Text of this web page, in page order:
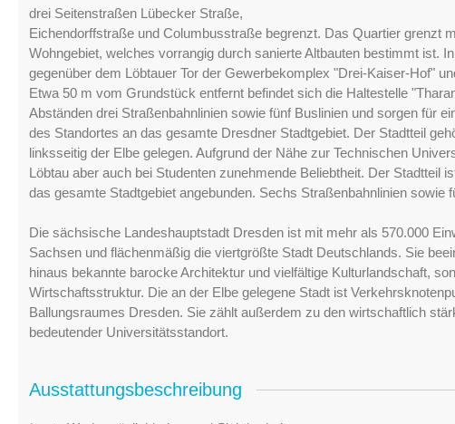
drei Seitenstraßen Lübecker Straße,
Eichendorffstraße und Columbusstraße begrenzt. Das Quartier grenzt
Wohngebiet, welches vorrangig durch sanierte Altbauten bestimmt ist.
gegenüber dem Löbtauer Tor der Gewerbekomplex "Drei-Kaiser-Hof"
Etwa 50 m vom Grundstück entfernt befindet sich die Haltestelle
Abständen drei Straßenbahnlinien sowie fünf Buslinien und sorgen für
des Standortes an das gesamte Dresdner Stadtgebiet. Der Stadtteil
linksseitig der Elbe gelegen. Aufgrund der Nähe zur Technischen
Löbtau aber auch bei Studenten zunehmende Beliebtheit. Der Stadtteil
das gesamte Stadtgebiet angebunden. Sechs Straßenbahnlinien sowie
Die sächsische Landeshauptstadt Dresden ist mit mehr als 570.000
Sachsen und flächenmäßig die viertgrößte Stadt Deutschlands. Sie
hinaus bekannte barocke Architektur und vielfältige Kulturlandschaft,
Wirtschaftsstruktur. Die an der Elbe gelegene Stadt ist
Ballungsraumes Dresden. Sie zählt außerdem zu den wirtschaftlich
bedeutender Universitätsstandort.
Ausstattungsbeschreibung